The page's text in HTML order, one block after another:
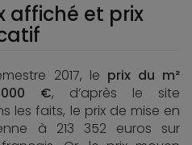
affiché et prix
2017, le prix du m²
€, d’après le site
les faits, le prix de mise en
à 213 352 euros sur